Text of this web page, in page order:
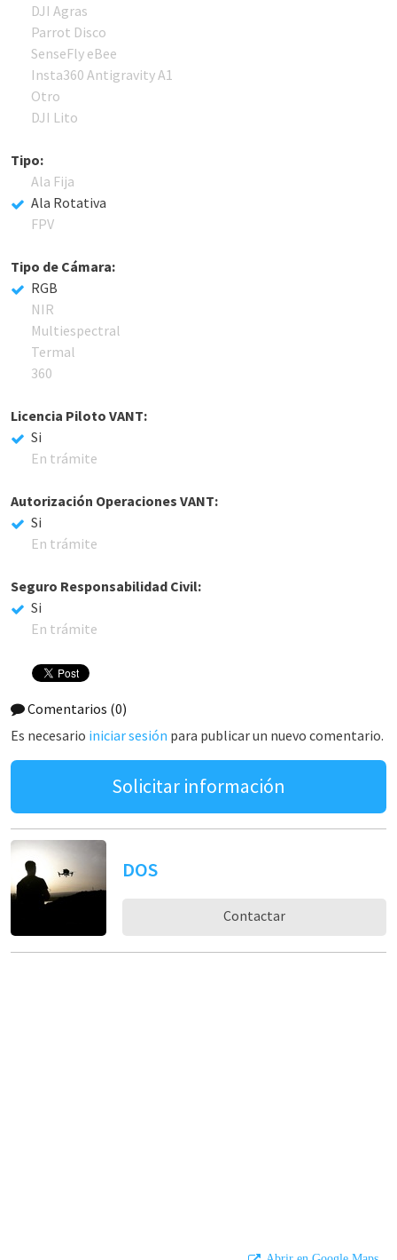
DJI Agras
Parrot Disco
SenseFly eBee
Insta360 Antigravity A1
Otro
DJI Lito
Tipo:
Ala Fija
Ala Rotativa
FPV
Tipo de Cámara:
RGB
NIR
Multiespectral
Termal
360
Licencia Piloto VANT:
Si
En trámite
Autorización Operaciones VANT:
Si
En trámite
Seguro Responsabilidad Civil:
Si
En trámite
Comentarios (0)
Es necesario iniciar sesión para publicar un nuevo comentario.
Solicitar información
DOS
Contactar